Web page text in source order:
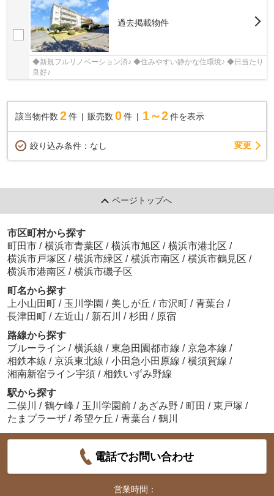
過去掲載物件
◆新規フルリノベーション済♪ ◆住みやすい静かな住環境♪ ◆日当たり
良好♪
該当物件数 2件 販売数 0 件 1～2 件を表示
絞り込み条件： なし 変更
ページトップへ
市区町村から探す
町田市 / 横浜市青葉区 / 横浜市旭区 / 横浜市港北区 /
横浜市戸塚区 / 横浜市緑区 / 横浜市南区 / 横浜市鶴見区 /
横浜市港南区 / 横浜市磯子区
町名から探す
上小山田町 / 玉川学園 / 美しが丘 / 市沢町 / 青葉台 /
長津田町 / 左近山 / 新石川 / 杉田 / 原宿
路線から探す
ブルーライン / 横浜線 / 東急田園都市線 / 京急本線 /
相鉄本線 / 京浜東北線 / 小田急小田原線 / 横須賀線 /
湘南新宿ライン宇須 / 相鉄いずみ野線
駅から探す
二俣川
/ 鶴ケ峰 / 玉川学園前 / あざみ野 / 町田 / 東戸塚 /
たまプラーザ / 希望ケ丘 / 青葉台 / 鶴川
電話でお問い合わせ
営業時間：